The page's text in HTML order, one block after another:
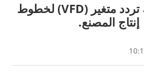
تثبيت محرك تردد متغير (VFD) لخطوط
إنتاج المصنع.